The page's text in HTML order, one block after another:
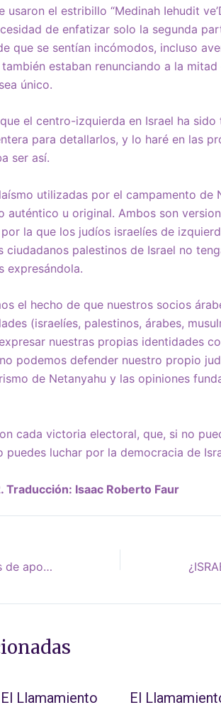
usaron el estribillo “Medinah Iehudit
de enfatizar solo la segunda
que se sentían incómodos, incluso
estaban renunciando a la
único.
el centro-izquierda en Israel ha
para detallarlos, y lo haré en las
ser así.
utilizadas por el campamento de
auténtico u original. Ambos son
la que los judíos israelíes de
palestinos de Israel no
expresándola.
el hecho de que nuestros socios
(israelíes, palestinos, árabes,
nuestras propias identidades
podemos defender nuestro propio
de Netanyahu y las opiniones
cada victoria electoral, que, si no
luchar por la democracia de
Traducción: Isaac Roberto Faur
“Después de más de 50 años de apoyo a la ocupación, ¿qué imaginaba la izquierda israelí que iba a suceder?”
El Llamamiento El